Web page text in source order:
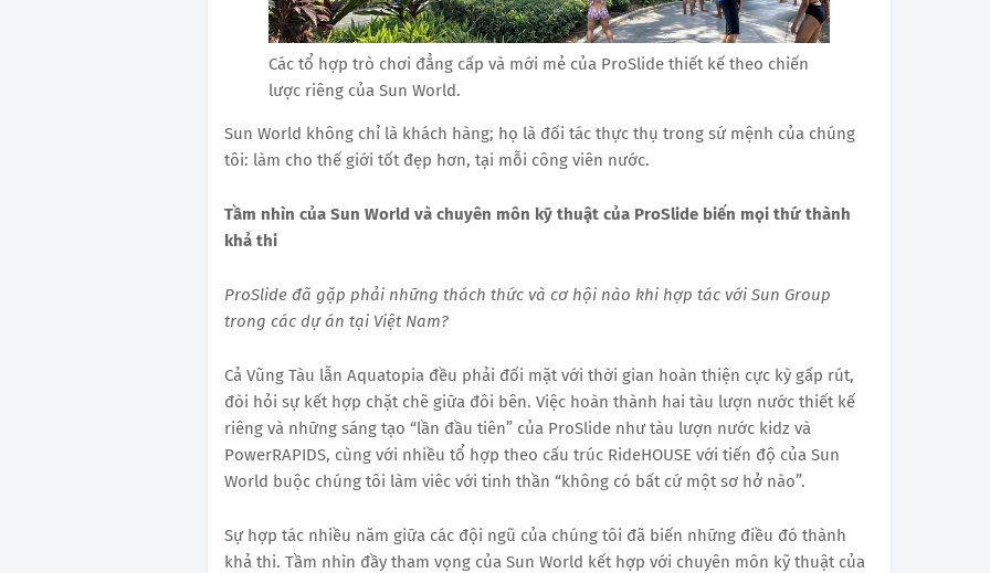
Các tổ hợp trò chơi đẳng cấp và mới mẻ của ProSlide thiết kế theo chiến
lược riêng của Sun World.
Sun World không chỉ là khách hàng; họ là đối tác thực thụ trong sứ mệnh của chúng
tôi: làm cho thế giới tốt đẹp hơn, tại mỗi công viên nước.
Tầm nhìn của Sun World và chuyên môn kỹ thuật của ProSlide biến mọi thứ thành
khả thi
ProSlide đã gặp phải những thách thức và cơ hội nào khi hợp tác với Sun Group
trong các dự án tại Việt Nam?
Cả Vũng Tàu lẫn Aquatopia đều phải đối mặt với thời gian hoàn thiện cực kỳ gấp rút,
đòi hỏi sự kết hợp chặt chẽ giữa đôi bên. Việc hoàn thành hai tàu lượn nước thiết kế
riêng và những sáng tạo “lần đầu tiên” của ProSlide như tàu lượn nước kidz và
PowerRAPIDS, cùng với nhiều tổ hợp theo cấu trúc RideHOUSE với tiến độ của Sun
World buộc chúng tôi làm viêc với tinh thần “không có bất cứ một sơ hở nào”.
Sự hợp tác nhiều năm giữa các đội ngũ của chúng tôi đã biến những điều đó thành
khả thi. Tầm nhìn đầy tham vọng của Sun World kết hợp với chuyên môn kỹ thuật của